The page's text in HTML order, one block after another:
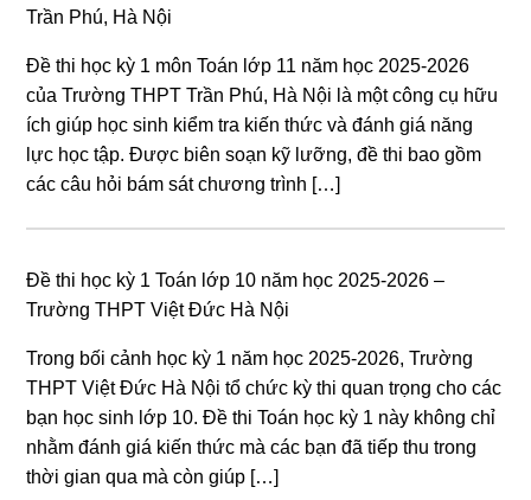
Trần Phú, Hà Nội
Đề thi học kỳ 1 môn Toán lớp 11 năm học 2025-2026
của Trường THPT Trần Phú, Hà Nội là một công cụ hữu
ích giúp học sinh kiểm tra kiến thức và đánh giá năng
lực học tập. Được biên soạn kỹ lưỡng, đề thi bao gồm
các câu hỏi bám sát chương trình […]
Đề thi học kỳ 1 Toán lớp 10 năm học 2025-2026 –
Trường THPT Việt Đức Hà Nội
Trong bối cảnh học kỳ 1 năm học 2025-2026, Trường
THPT Việt Đức Hà Nội tổ chức kỳ thi quan trọng cho các
bạn học sinh lớp 10. Đề thi Toán học kỳ 1 này không chỉ
nhằm đánh giá kiến thức mà các bạn đã tiếp thu trong
thời gian qua mà còn giúp […]